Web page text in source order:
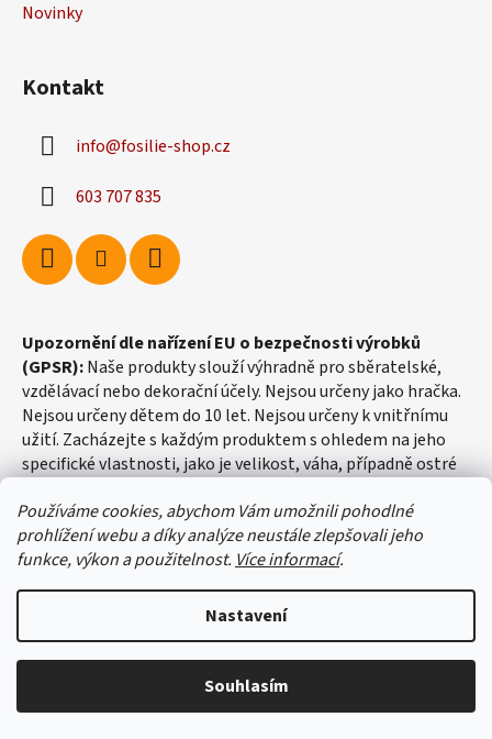
Používáme cookies, abychom Vám umožnili pohodlné
prohlížení webu a díky analýze neustále zlepšovali jeho
funkce, výkon a použitelnost. Více informací.
Nastavení
Souhlasím
Novinky
Kontakt
info@fosilie-shop.cz
603 707 835
Upozornění dle nařízení EU o bezpečnosti výrobků
(GPSR):Naše produkty slouží výhradně pro sběratelské,
vzdělávací nebo dekorační účely. Nejsou určeny jako hračka.
Nejsou určeny dětem do 10 let. Nejsou určeny k vnitřnímu
užití. Zacházejte s každým produktem s ohledem na jeho
specifické vlastnosti, jako je velikost, váha, případně ostré
Vytvořil Shoptet
fosilie-shop.cz. Všechna práva vyhrazena.
Upravit nastavení cookies